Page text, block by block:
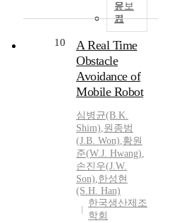
문보
기
10
A Real Time
Obstacle
Avoidance of
Mobile Robot
심병균(B.K.
Shim),원종범
(J.B. Won),황원
준(W.J. Hwang),
손진우(J.W.
Son),한성현
(S.H. Han)
한국생산제조
학회